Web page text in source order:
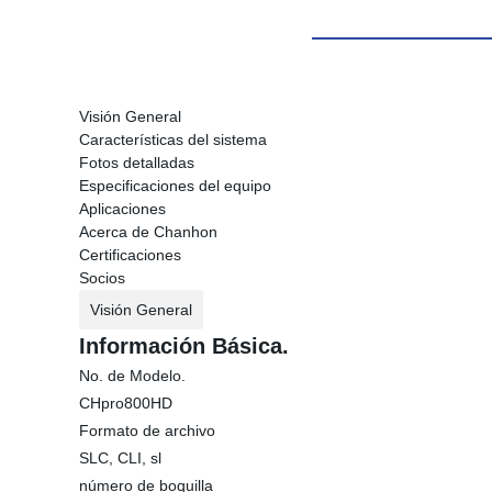
Visión General
Características del sistema
Fotos detalladas
Especificaciones del equipo
Aplicaciones
Acerca de Chanhon
Certificaciones
Socios
Visión General
Información Básica.
No. de Modelo.
CHpro800HD
Formato de archivo
SLC, CLI, sl
número de boquilla